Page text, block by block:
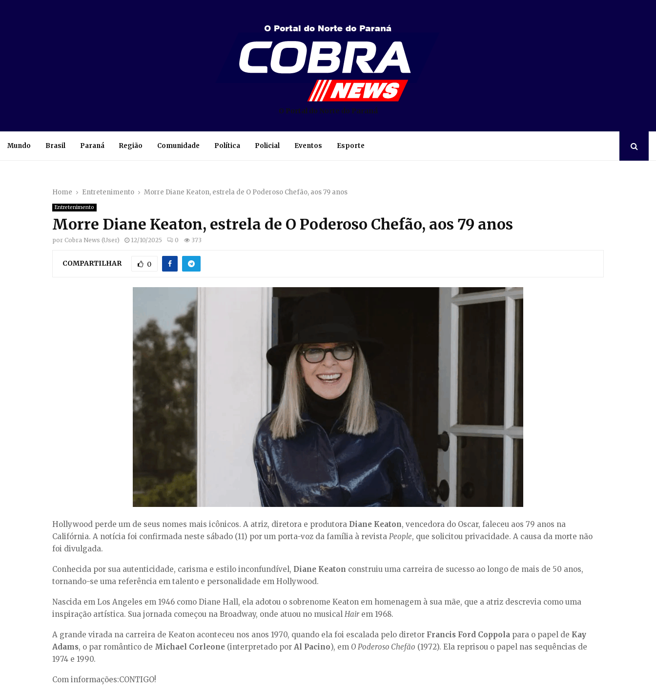
O Portal do Norte do Paraná
Mundo Brasil Paraná Região Comunidade Política Policial Eventos Esporte
Home Entretenimento Morre Diane Keaton, estrela de O Poderoso Chefão, aos 79 anos
Entretenimento
Morre Diane Keaton, estrela de O Poderoso Chefão, aos 79 anos
por Cobra News (User) 12/10/2025 0 373
COMPARTILHAR 0
Hollywood perde um de seus nomes mais icônicos. A atriz, diretora e produtora Diane Keaton, vencedora do Oscar, faleceu aos 79 anos na
Califórnia. A notícia foi confirmada neste sábado (11) por um porta-voz da família à revista People, que solicitou privacidade. A causa da morte não
foi divulgada.
Conhecida por sua autenticidade, carisma e estilo inconfundível, Diane Keaton construiu uma carreira de sucesso ao longo de mais de 50 anos,
tornando-se uma referência em talento e personalidade em Hollywood.
Nascida em Los Angeles em 1946 como Diane Hall, ela adotou o sobrenome Keaton em homenagem à sua mãe, que a atriz descrevia como uma
inspiração artística. Sua jornada começou na Broadway, onde atuou no musical Hairem 1968.
A grande virada na carreira de Keaton aconteceu nos anos 1970, quando ela foi escalada pelo diretor Francis Ford Coppola para o papel de Kay
Adams, o par romântico de Michael Corleone (interpretado por Al Pacino), em O Poderoso Chefão (1972). Ela reprisou o papel nas sequências de
1974 e 1990.
Com informações:CONTIGO!